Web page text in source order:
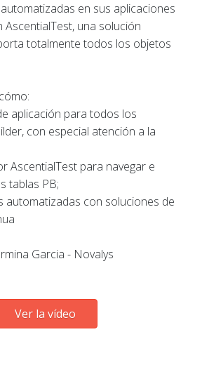
en sus aplicaciones
AscentialTest, una solución
totalmente todos los objetos
aplicación para todos los
con especial atención a la
AscentialTest para navegar e
tablas PB;
automatizadas con soluciones de
Garcia - Novalys
Ver la vídeo